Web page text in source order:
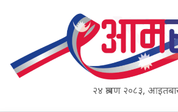
२४ श्रावण २०८३,